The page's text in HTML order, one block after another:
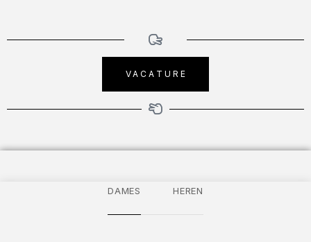
VACATURE
DAMES HEREN